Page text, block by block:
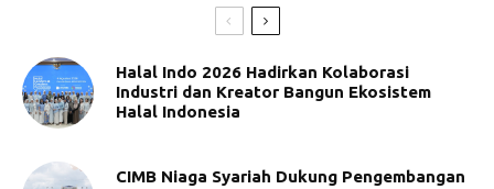
Halal Indo 2026 Hadirkan Kolaborasi
Industri dan Kreator Bangun Ekosistem
Halal Indonesia
CIMB Niaga Syariah Dukung Pengembangan